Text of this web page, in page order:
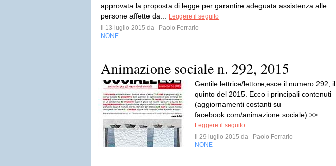
approvata la proposta di legge per garantire adeguata assistenza alle
persone affette da...
Leggere il seguito
Il 13 luglio 2015 da
Paolo Ferrario
NONE
Animazione sociale n. 292, 2015
Gentile lettrice/lettore,esce il numero 292, il
quinto del 2015. Ecco i principali contenuti
(aggiornamenti costanti su
facebook.com/animazione.sociale):>>...
Leggere il seguito
Il 29 luglio 2015 da
Paolo Ferrario
NONE